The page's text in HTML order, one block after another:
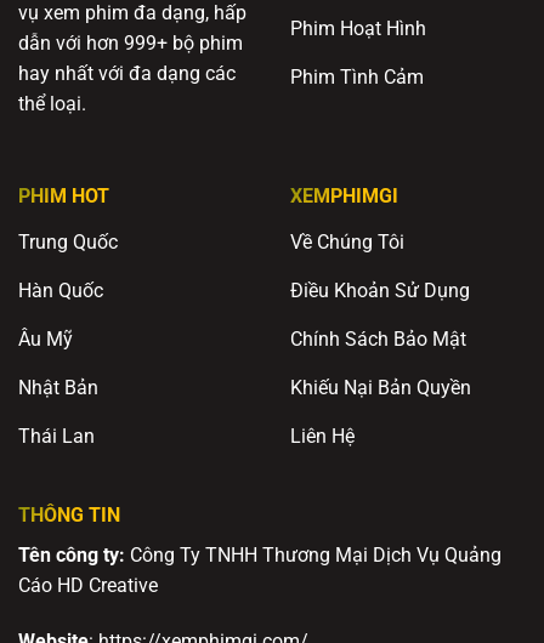
vụ xem phim đa dạng, hấp
dẫn với hơn 999+ bộ phim
hay nhất với đa dạng các
thể loại.
Phim Hoạt Hình
Phim Tình Cảm
PHIM HOT
Trung Quốc
Hàn Quốc
Âu Mỹ
Nhật Bản
Thái Lan
XEMPHIMGI
Về Chúng Tôi
Điều Khoản Sử Dụng
Chính Sách Bảo Mật
Khiếu Nại Bản Quyền
Liên Hệ
THÔNG TIN
Tên công ty: Công Ty TNHH Thương Mại Dịch Vụ Quảng
Cáo HD Creative